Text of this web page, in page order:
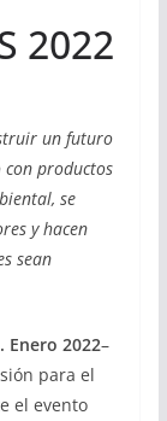
2022
un futuro
con productos
se
y hacen
sean
Enero 2022–
para el
el evento